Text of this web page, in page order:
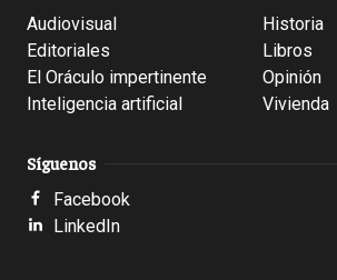
Audiovisual
Editoriales
El Oráculo impertinente
Inteligencia artificial
Historia
Libros
Opinión
Vivienda
Síguenos
Facebook
LinkedIn